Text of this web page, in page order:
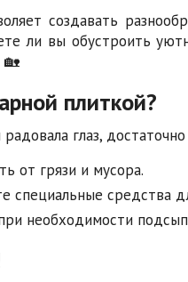
создавать
ли вы обустроить
🏡
плиткой?
глаз,
от грязи и мусора.
специальные средства
необходимости